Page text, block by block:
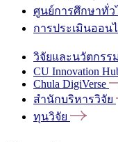
ศูนย์การศึกษาทั่ว
การประเมินออน
วิจัยและนวัตกรรม
CU Innovation
Chula DigiVerse
สำนักบริหารวิจัย
ทุนวิจัย